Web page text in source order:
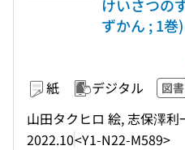
けいさつの
ずかん ; 1巻)
紙 デジタル 図書
山田タクヒロ 絵, 志保澤利
2022.10<Y1-N22-M589>